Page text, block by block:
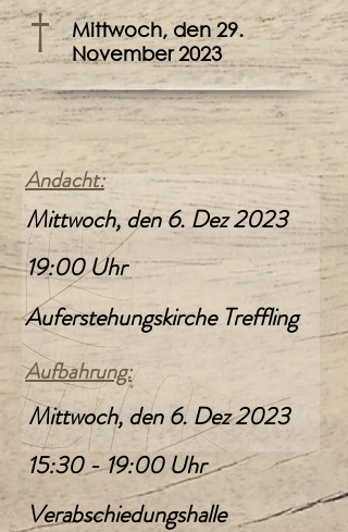
Mittwoch, den 29.
November 2023
†
Andacht:
Mittwoch, den 6. Dez 2023
19:00 Uhr
Auferstehungskirche Treffling
Aufbahrung:
Mittwoch, den 6. Dez 2023
15:30 - 19:00 Uhr
Verabschiedungshalle